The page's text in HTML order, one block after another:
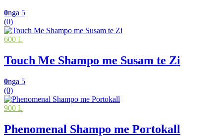
0nga 5
(0)
600 L
Touch Me Shampo me Susam te Zi
0nga 5
(0)
900 L
Phenomenal Shampo me Portokall